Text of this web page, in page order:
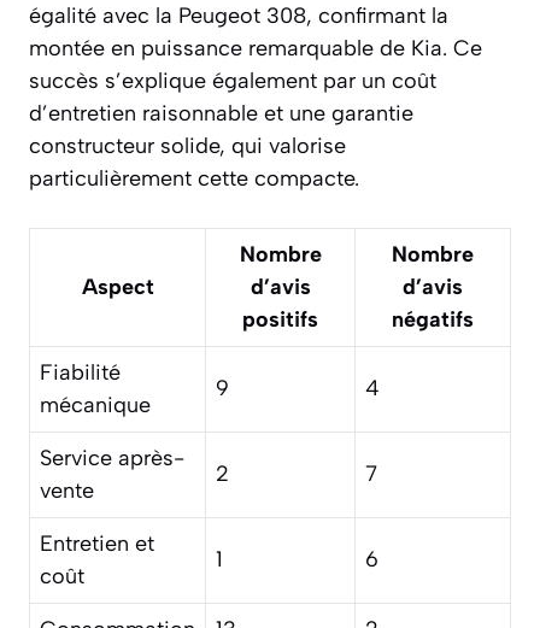
égalité avec la Peugeot 308, confirmant la
montée en puissance remarquable de Kia. Ce
succès s’explique également par un coût
d’entretien raisonnable et une garantie
constructeur solide, qui valorise
particulièrement cette compacte.
Aspect
Nombre
d’avis
positifs
Nombre
d’avis
négatifs
Fiabilité
mécanique
9 4
Service après-
vente
2 7
Entretien et
coût
1 6